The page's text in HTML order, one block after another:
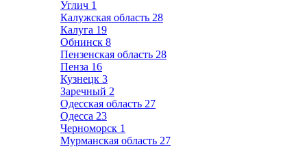
Углич 1
Калужская область 28
Калуга 19
Обнинск 8
Пензенская область 28
Пенза 16
Кузнецк 3
Заречный 2
Одесская область 27
Одесса 23
Черноморск 1
Мурманская область 27